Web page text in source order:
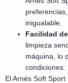
inigualable.
Facilidad
limpieza
máquina, lo
condiciones.
El Arnés Soft